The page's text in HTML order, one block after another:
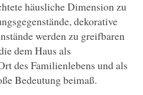
häusliche Dimension zu
dekorative
werden zu greifbaren
dem Haus als
des Familienlebens und als
Bedeutung beimaß.